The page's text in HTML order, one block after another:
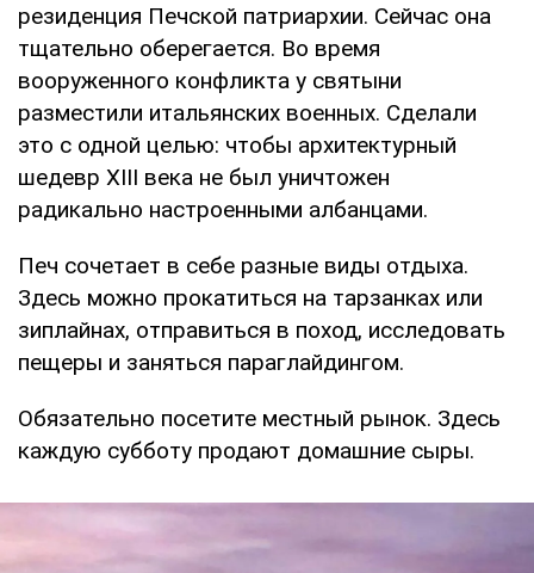
резиденция Печской патриархии. Сейчас она
тщательно оберегается. Во время
вооруженного конфликта у святыни
разместили итальянских военных. Сделали
это с одной целью: чтобы архитектурный
шедевр XIII века не был уничтожен
радикально настроенными албанцами.
Печ сочетает в себе разные виды отдыха.
Здесь можно прокатиться на тарзанках или
зиплайнах, отправиться в поход, исследовать
пещеры и заняться параглайдингом.
Обязательно посетите местный рынок. Здесь
каждую субботу продают домашние сыры.